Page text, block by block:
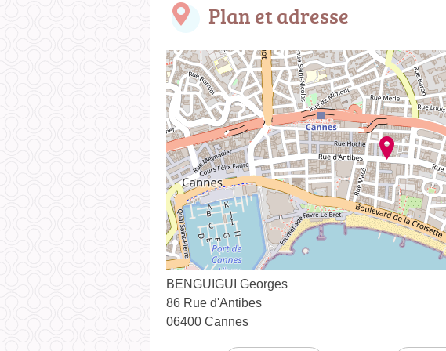
Plan et adresse
BENGUIGUI Georges
86 Rue d'Antibes
06400 Cannes